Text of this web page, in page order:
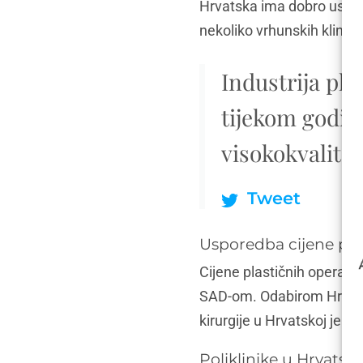
Hrvatska ima dobro
nekoliko vrhunskih
Industrija
tijekom
Tweet
Usporedba cijene
Cijene plastičnih
SAD-om. Odabirom
kirurgije u Hrvatskoj je